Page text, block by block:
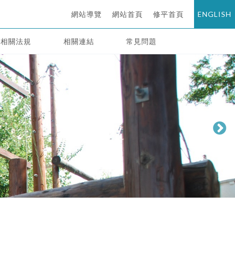
網站導覽 網站首頁 修平首頁 ENGLISH
相關法規 相關連結 常見問題